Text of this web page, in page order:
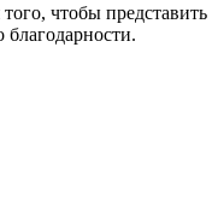
чтобы представить
благодарности.